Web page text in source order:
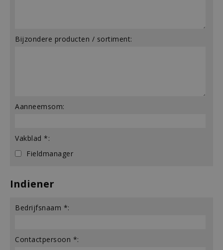
Bijzondere producten / sortiment:
Aanneemsom:
Vakblad *:
Fieldmanager
Indiener
Bedrijfsnaam *:
Contactpersoon *: